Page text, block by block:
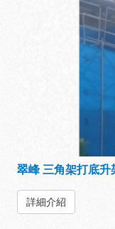
翠峰 三角架打底升
詳細介紹